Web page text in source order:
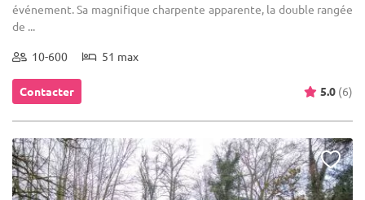
événement. Sa magnifique charpente apparente, la double rangée
de ...
10-600 51 max
Contacter 5.0 (6)